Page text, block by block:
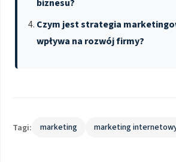
biznesu?
Czym jest strategia
wpływa na rozwój firmy?
Tagi: marketing marketing